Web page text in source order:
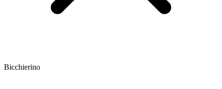
Bicchierino